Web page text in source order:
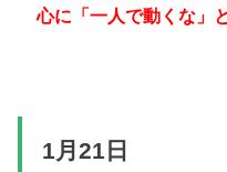
心に「一人で動くな」
1月21日